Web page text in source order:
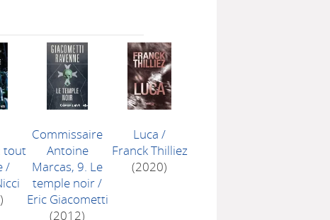
tout
/
Commissaire
Antoine
Marcas, 9. Le
temple noir/
Eric Giacometti
(2012)
Luca /
Franck Thilliez
(2020)